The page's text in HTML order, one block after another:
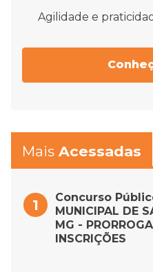
Agilidade e
Mais Acessadas
Concurso
MUNICIPAL DE
MG -
INSCRIÇÕES